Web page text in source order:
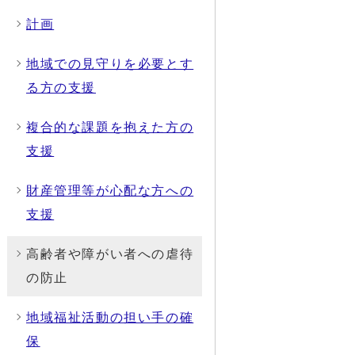
計画
地域での見守りを必要とす
る方の支援
複合的な課題を抱えた方の
支援
財産管理等が心配な方への
支援
高齢者や障がい者への虐待
の防止
地域福祉活動の担い手の確
保